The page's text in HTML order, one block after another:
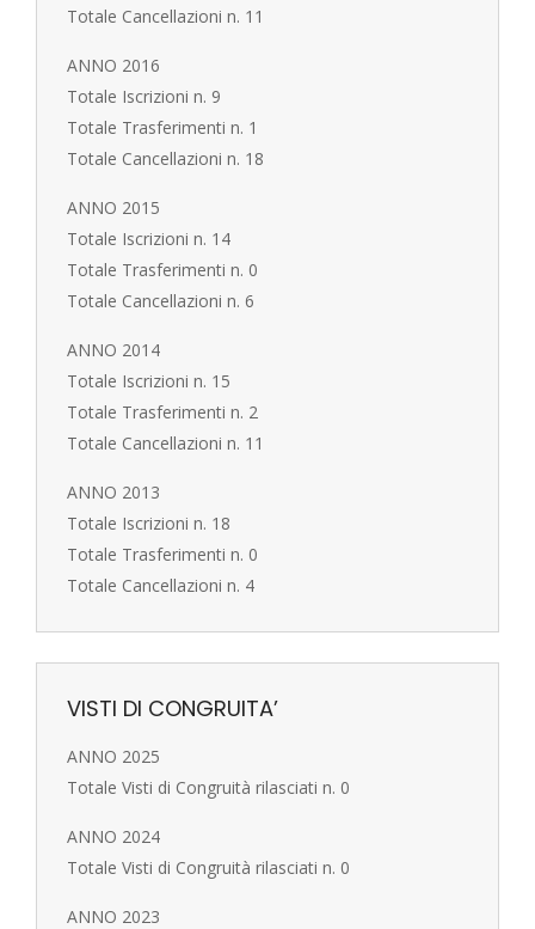
Totale Cancellazioni n. 11
ANNO 2016
Totale Iscrizioni n. 9
Totale Trasferimenti n. 1
Totale Cancellazioni n. 18
ANNO 2015
Totale Iscrizioni n. 14
Totale Trasferimenti n. 0
Totale Cancellazioni n. 6
ANNO 2014
Totale Iscrizioni n. 15
Totale Trasferimenti n. 2
Totale Cancellazioni n. 11
ANNO 2013
Totale Iscrizioni n. 18
Totale Trasferimenti n. 0
Totale Cancellazioni n. 4
VISTI DI CONGRUITA’
ANNO 2025
Totale Visti di Congruità rilasciati n. 0
ANNO 2024
Totale Visti di Congruità rilasciati n. 0
ANNO 2023